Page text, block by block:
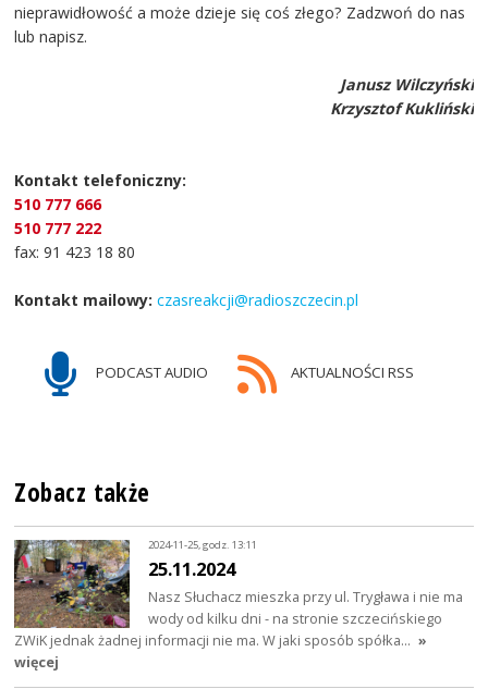
nieprawidłowość a może dzieje się coś złego? Zadzwoń do nas
lub napisz.
Janusz Wilczyński
Krzysztof Kukliński
Kontakt telefoniczny:
510 777 666
510 777 222
fax: 91 423 18 80
Kontakt mailowy: czasreakcji@radioszczecin.pl
PODCAST AUDIO AKTUALNOŚCI RSS
Zobacz także
2024-11-25, godz. 13:11
25.11.2024
Nasz Słuchacz mieszka przy ul. Trygława i nie ma
wody od kilku dni - na stronie szczecińskiego
ZWiK jednak żadnej informacji nie ma. W jaki sposób spółka… »
więcej